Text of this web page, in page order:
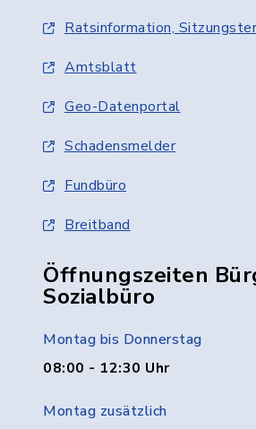
Ratsinformation,
Amtsblatt
Geo-Datenportal
Schadensmelder
Fundbüro
Breitband
Öffnungszeiten
Sozialbüro
Montag bis Donnerstag
08:00 - 12:30 Uhr
Montag zusätzlich